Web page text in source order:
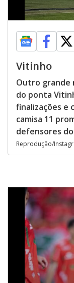
Vitinho
Outro grande
do ponta
finalizações e
camisa 11
defensores
Reprodução/